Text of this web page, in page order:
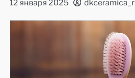
12 января 2025 dkceramica_r